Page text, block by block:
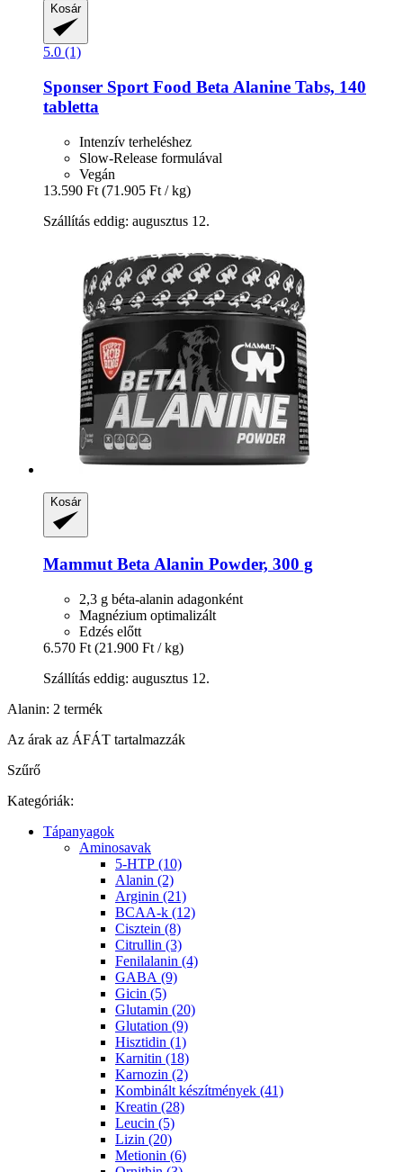
Kosár
5.0 (1)
Sponser Sport Food Beta Alanine Tabs, 140
tabletta
Intenzív terheléshez
Slow-Release formulával
Vegán
13.590 Ft (71.905 Ft / kg)
Szállítás eddig: augusztus 12.
Kosár
Mammut Beta Alanin Powder, 300 g
2,3 g béta-alanin adagonként
Magnézium optimalizált
Edzés előtt
6.570 Ft (21.900 Ft / kg)
Szállítás eddig: augusztus 12.
Alanin: 2 termék
Az árak az ÁFÁT tartalmazzák
Szűrő
Kategóriák:
Tápanyagok
Aminosavak
5-HTP (10)
Alanin (2)
Arginin (21)
BCAA-k (12)
Cisztein (8)
Citrullin (3)
Fenilalanin (4)
GABA (9)
Gicin (5)
Glutamin (20)
Glutation (9)
Hisztidin (1)
Karnitin (18)
Karnozin (2)
Kombinált készítmények (41)
Kreatin (28)
Leucin (5)
Lizin (20)
Metionin (6)